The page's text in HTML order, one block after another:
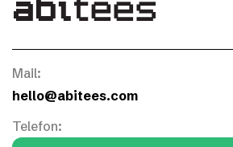
Mail:
hello@abitees.com
Telefon: